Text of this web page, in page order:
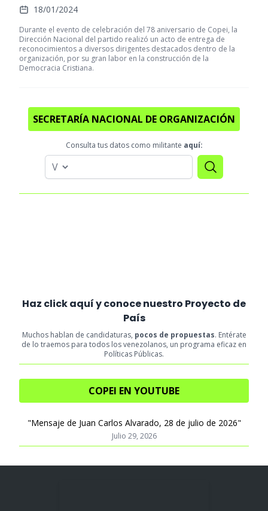
18/01/2024
Durante el evento de celebración del 78 aniversario de Copei, la
Dirección Nacional del partido realizó un acto de entrega de
reconocimientos a diversos dirigentes destacados dentro de la
organización, por su gran labor en la construcción de la
Democracia Cristiana.
SECRETARÍA NACIONAL DE ORGANIZACIÓN
Consulta tus datos como militante aquí:
Haz click aquí y conoce nuestro Proyecto de
País
Muchos hablan de candidaturas, pocos de propuestas. Entérate
de lo traemos para todos los venezolanos, un programa eficaz en
Políticas Públicas.
COPEI EN YOUTUBE
"Mensaje de Juan Carlos Alvarado, 28 de julio de 2026"
Julio 29, 2026